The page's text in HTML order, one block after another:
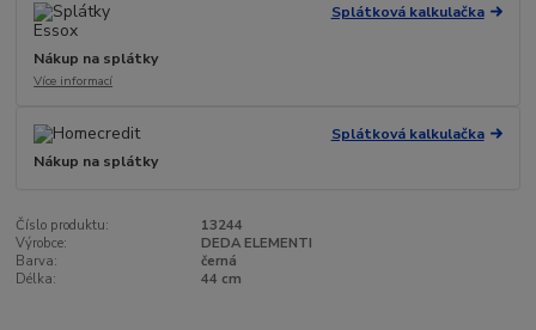
Splátková kalkulačka
Nákup na splátky
Více informací
Splátková kalkulačka
Nákup na splátky
Číslo produktu:
13244
Výrobce:
DEDA ELEMENTI
Barva:
černá
Délka:
44 cm